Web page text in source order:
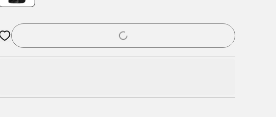
Åbner en Modal til at logge ind eller tilmelde dig som medlem